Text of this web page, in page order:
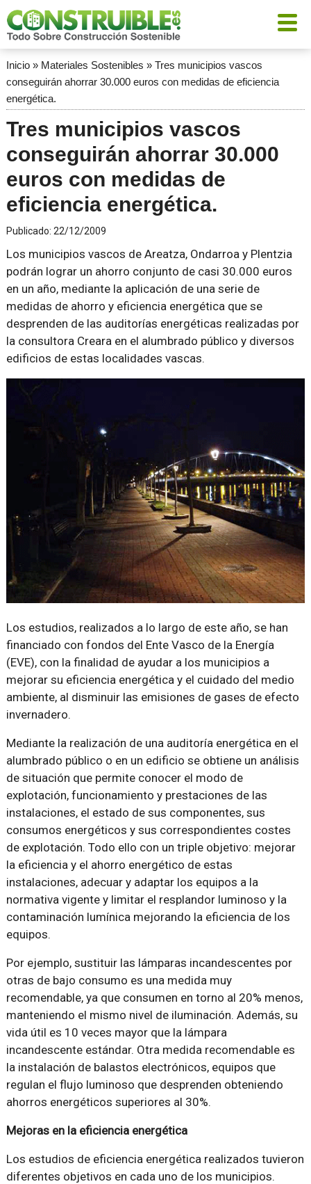
Inicio» Materiales Sostenibles » Tres municipios vascos
conseguirán ahorrar 30.000 euros con medidas de eficiencia
energética.
Tres municipios vascos
conseguirán ahorrar 30.000
euros con medidas de
eficiencia energética.
Publicado: 22/12/2009
Los municipios vascos de Areatza, Ondarroa y Plentzia
podrán lograr un ahorro conjunto de casi 30.000 euros
en un año, mediante la aplicación de una serie de
medidas de ahorro y eficiencia energética que se
desprenden de las auditorías energéticas realizadas por
la consultora Creara en el alumbrado público y diversos
edificios de estas localidades vascas.
Los estudios, realizados a lo largo de este año, se han
financiado con fondos del Ente Vasco de la Energía
(EVE), con la finalidad de ayudar a los municipios a
mejorar su eficiencia energética y el cuidado del medio
ambiente, al disminuir las emisiones de gases de efecto
invernadero.
Mediante la realización de una auditoría energética en el
alumbrado público o en un edificio se obtiene un análisis
de situación que permite conocer el modo de
explotación, funcionamiento y prestaciones de las
instalaciones, el estado de sus componentes, sus
consumos energéticos y sus correspondientes costes
de explotación. Todo ello con un triple objetivo: mejorar
la eficiencia y el ahorro energético de estas
instalaciones, adecuar y adaptar los equipos a la
normativa vigente y limitar el resplandor luminoso y la
contaminación lumínica mejorando la eficiencia de los
equipos.
Por ejemplo, sustituir las lámparas incandescentes por
otras de bajo consumo es una medida muy
recomendable, ya que consumen en torno al 20% menos,
manteniendo el mismo nivel de iluminación. Además, su
vida útil es 10 veces mayor que la lámpara
incandescente estándar. Otra medida recomendable es
la instalación de balastos electrónicos, equipos que
regulan el flujo luminoso que desprenden obteniendo
ahorros energéticos superiores al 30%.
Mejoras en la eficiencia energética
Los estudios de eficiencia energética realizados tuvieron
diferentes objetivos en cada uno de los municipios.